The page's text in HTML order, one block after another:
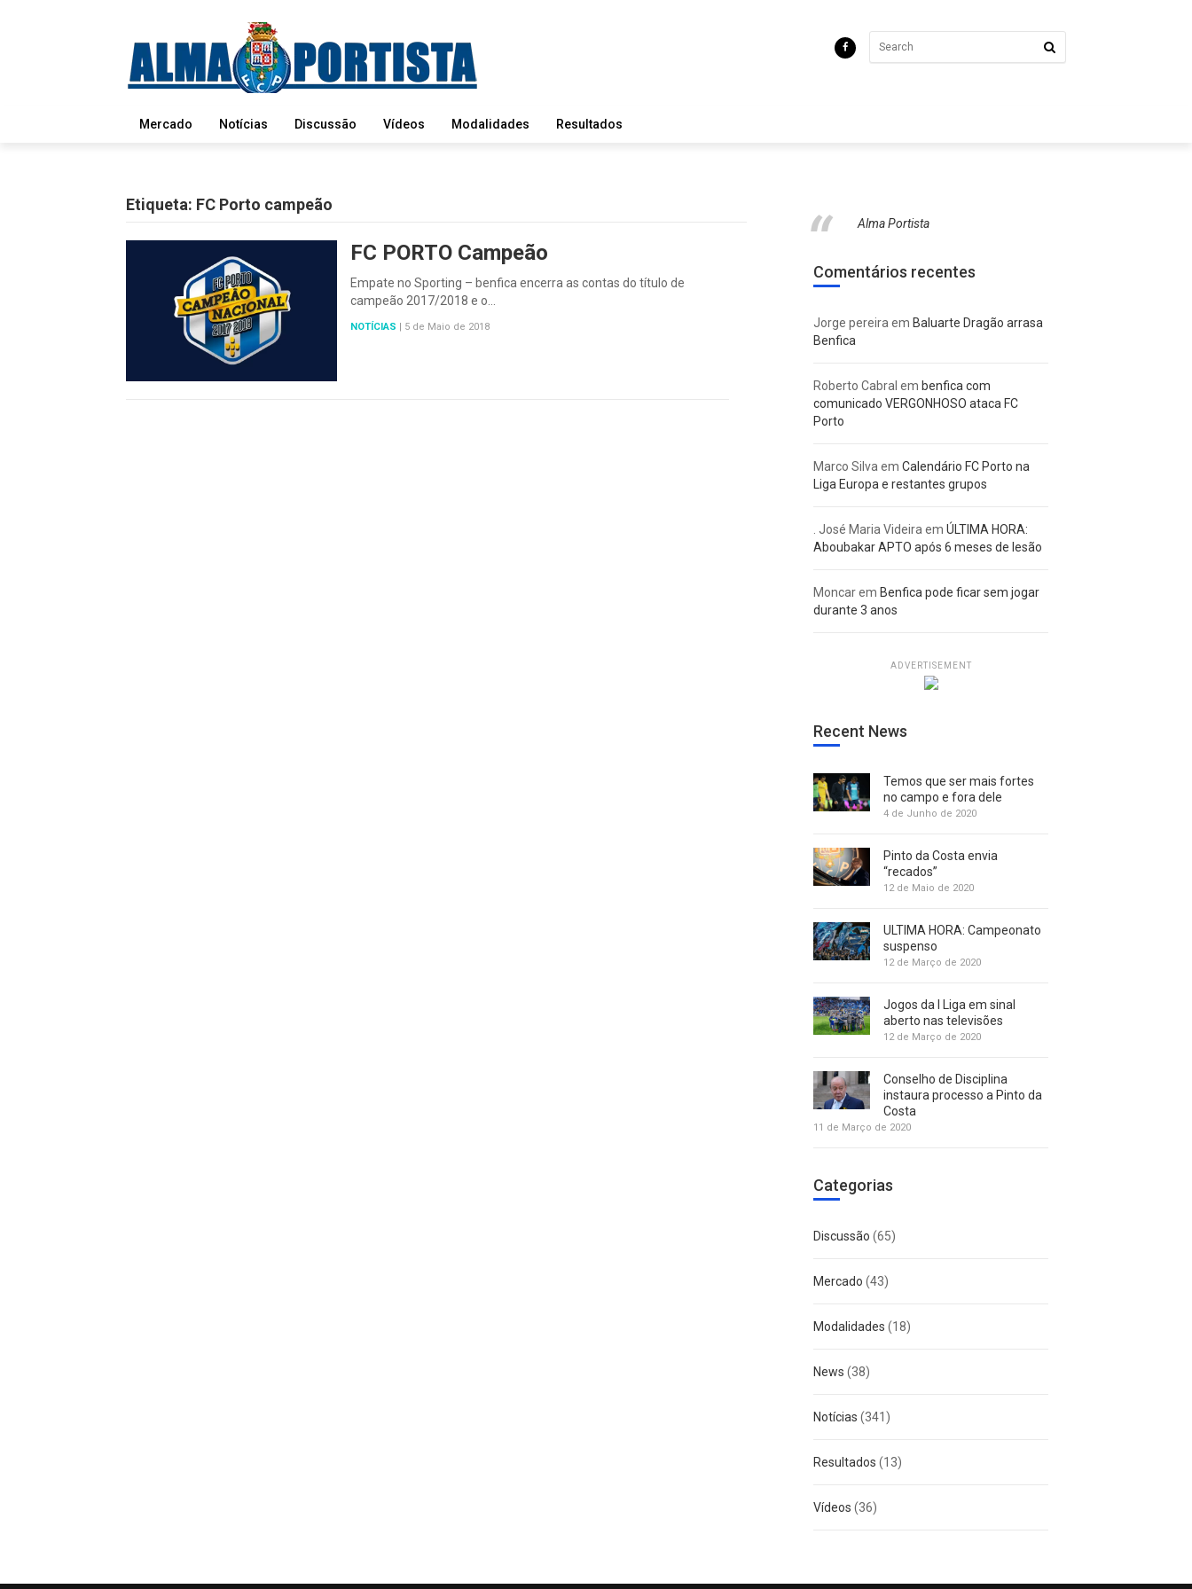
Mercado Notícias Discussão Vídeos Modalidades Resultados
Etiqueta: FC Porto campeão
FC PORTO Campeão
Empate no Sporting – benfica encerra as contas do título de
campeão 2017/2018 e o…
NOTÍCIAS | 5 de Maio de 2018
Alma Portista
Comentários recentes
Jorge pereira em Baluarte Dragão arrasa
Benfica
Roberto Cabral em benfica com
comunicado VERGONHOSO ataca FC
Porto
Marco Silva em Calendário FC Porto na
Liga Europa e restantes grupos
. José Maria Videira em ÚLTIMA HORA:
Aboubakar APTO após 6 meses de lesão
Moncarem Benfica pode ficar sem jogar
durante 3 anos
ADVERTISEMENT
Recent News
Temos que ser mais fortes
no campo e fora dele
4 de Junho de 2020
Pinto da Costa envia
“recados”
12 de Maio de 2020
ULTIMA HORA: Campeonato
suspenso
12 de Março de 2020
Jogos da I Liga em sinal
aberto nas televisões
12 de Março de 2020
Conselho de Disciplina
instaura processo a Pinto da
Costa
11 de Março de 2020
Categorias
Discussão (65)
Mercado (43)
Modalidades (18)
News (38)
Notícias (341)
Resultados (13)
Vídeos (36)